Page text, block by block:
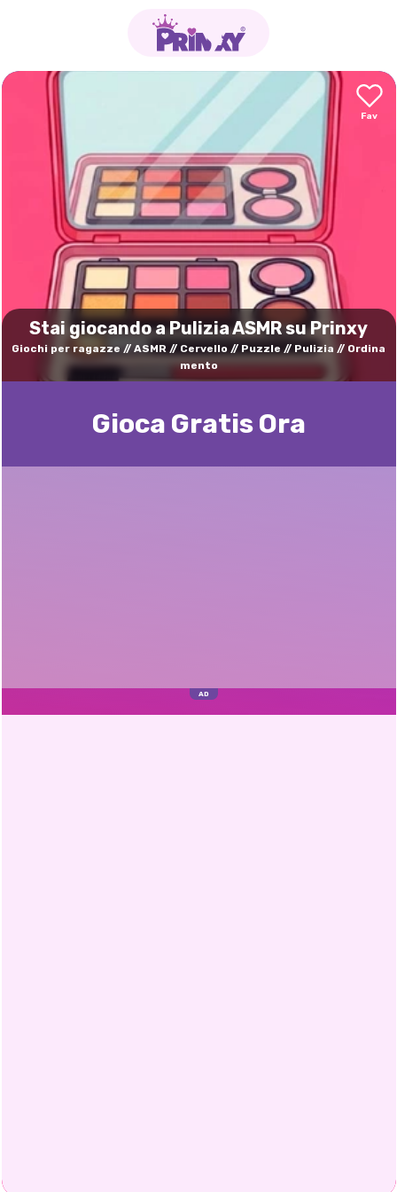
Stai giocando a Pulizia ASMR su Prinxy
Giochi per ragazze ASMR Cervello Puzzle Pulizia
Ordina
mento
Gioca Gratis Ora